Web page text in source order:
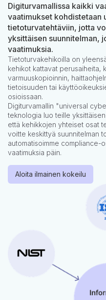
Digiturvamallissa kaikki
vaatimukset kohdistetaan
tietoturvatehtäviin, jotta
yksittäisen suunnitelman,
vaatimuksia.
Tietoturvakehikoilla on
kehikot kattavat perusaiheita,
varmuuskopioinnin,
tietoisuuden tai
osioissaan.
Digiturvamallin "universal
teknologia luo teille
että kehikkojen yhteiset osat
voitte keskittyä suunnitelman
automatisoimme compliance-
vaatimuksia päin.
Aloita ilmainen kokeilu